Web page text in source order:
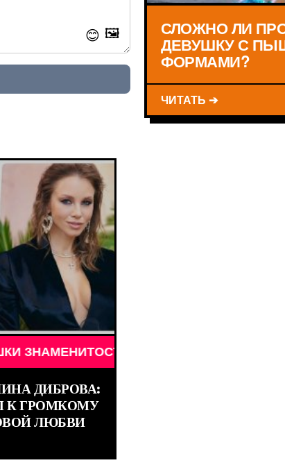
😊 🖼️
WORLD GIRLS /// ДЕВУШКИ
ДИБРОВА:
К ГРОМКОМУ
ЛЮБВИ
СЛОЖНО ЛИ
ДЕВУШКУ С
ФОРМАМИ?
ЧИТАТЬ ➔